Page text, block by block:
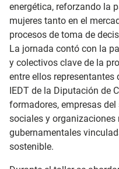
energética, reforzando la
mujeres tanto en el
procesos de toma de
La jornada contó con la
y colectivos clave de la
entre ellos
IEDT de la Diputación de
formadores, empresas
sociales y organizaciones
gubernamentales
sostenible.